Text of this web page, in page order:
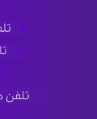
تلفن